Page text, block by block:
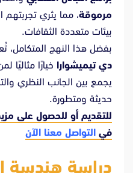
مرموقة، مما يثري تجربتهم
بيئات متعددة الثقافات.
بفضل هذا النهج المتكامل،
دي تيميشوارا خيارًا
يجمع بين الجانب النظري
حديثة ومتطورة.
للتقديم أو للحصول على
في التواصل معنا الآن
دراسة هندسة